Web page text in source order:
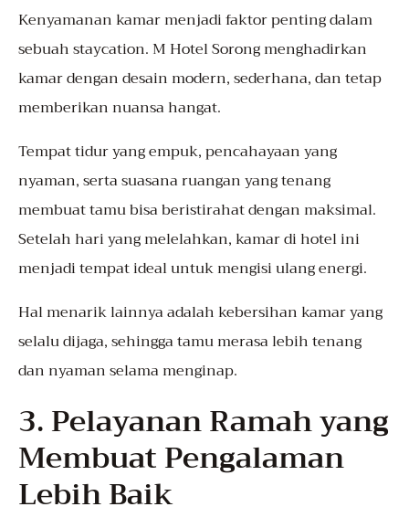
Kenyamanan kamar menjadi faktor penting dalam
sebuah staycation. M Hotel Sorong menghadirkan
kamar dengan desain modern, sederhana, dan tetap
memberikan nuansa hangat.
Tempat tidur yang empuk, pencahayaan yang
nyaman, serta suasana ruangan yang tenang
membuat tamu bisa beristirahat dengan maksimal.
Setelah hari yang melelahkan, kamar di hotel ini
menjadi tempat ideal untuk mengisi ulang energi.
Hal menarik lainnya adalah kebersihan kamar yang
selalu dijaga, sehingga tamu merasa lebih tenang
dan nyaman selama menginap.
3. Pelayanan Ramah yang
Membuat Pengalaman
Lebih Baik